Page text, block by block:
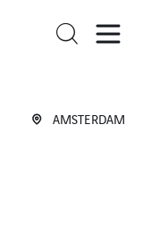
AMSTERDAM